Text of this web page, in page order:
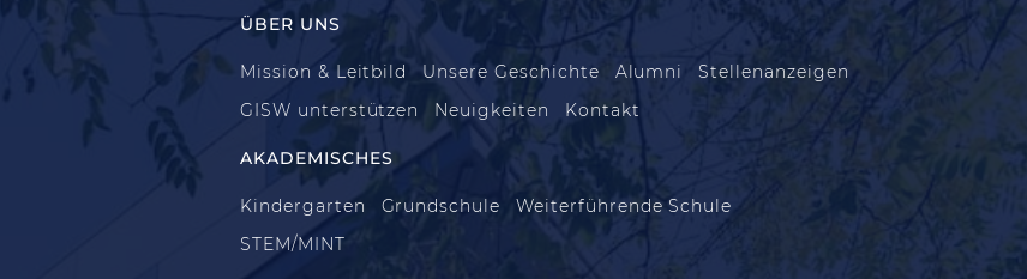
ÜBER UNS
Mission & Leitbild Unsere Geschichte Alumni
Stellenanzeigen
GISW unterstützen
Neuigkeiten Kontakt
AKADEMISCHES
Kindergarten Grundschule
Weiterführende Schule
STEM/MINT